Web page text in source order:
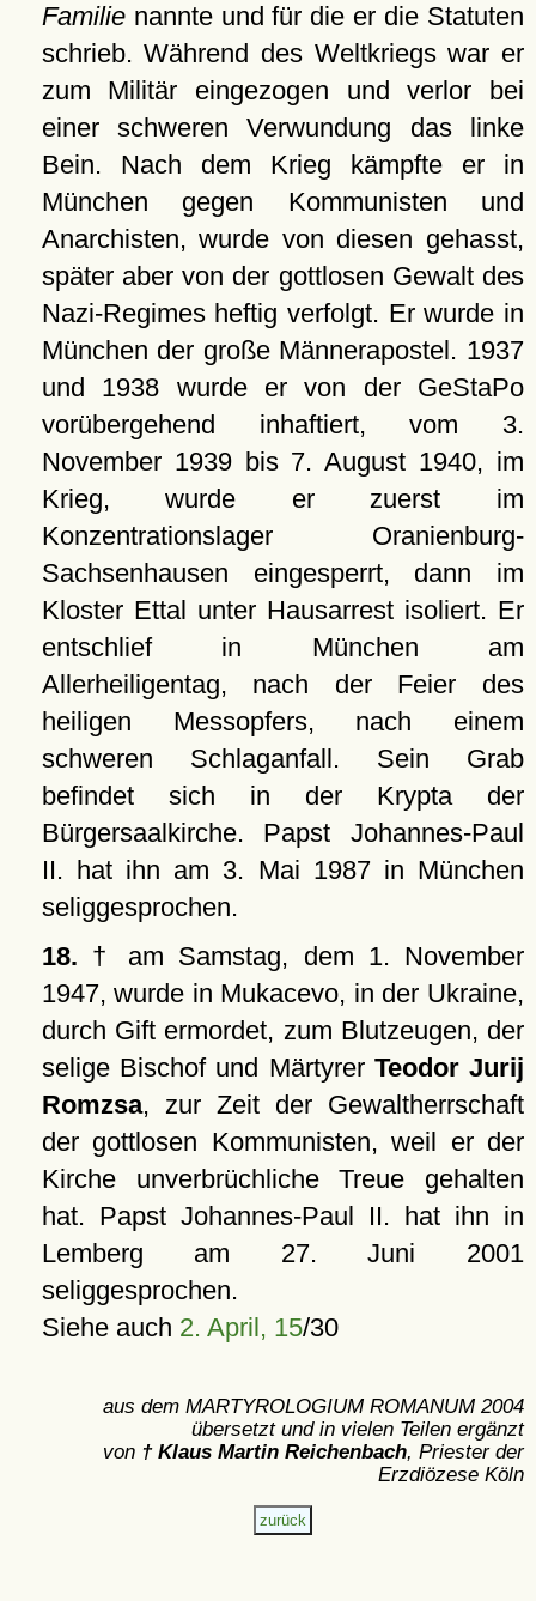
Familienannte und für die er die Statuten
schrieb. Während des Weltkriegs war er
zum Militär eingezogen und verlor bei
einer schweren Verwundung das linke
Bein. Nach dem Krieg kämpfte er in
München gegen Kommunisten und
Anarchisten, wurde von diesen gehasst,
später aber von der gottlosen Gewalt des
Nazi-Regimes heftig verfolgt. Er wurde in
München der große Männerapostel. 1937
und 1938 wurde er von der GeStaPo
vorübergehend inhaftiert, vom 3.
November 1939 bis 7. August 1940, im
Krieg, wurde er zuerst im
Konzentrationslager Oranienburg-
Sachsenhausen eingesperrt, dann im
Kloster Ettal unter Hausarrest isoliert. Er
entschlief in München am
Allerheiligentag, nach der Feier des
heiligen Messopfers, nach einem
schweren Schlaganfall. Sein Grab
befindet sich in der Krypta der
Bürgersaalkirche. Papst Johannes-Paul
II. hat ihn am 3. Mai 1987 in München
seliggesprochen.
18. † am Samstag, dem 1. November
1947, wurde in Mukacevo, in der Ukraine,
durch Gift ermordet, zum Blutzeugen, der
selige Bischof und Märtyrer Teodor Jurij
Romzsa, zur Zeit der Gewaltherrschaft
der gottlosen Kommunisten, weil er der
Kirche unverbrüchliche Treue gehalten
hat. Papst Johannes-Paul II. hat ihn in
Lemberg am 27. Juni 2001
seliggesprochen.
Siehe auch 2. April, 15/30
aus dem MARTYROLOGIUM ROMANUM 2004
übersetzt und in vielen Teilen ergänzt
von † Klaus Martin Reichenbach, Priester der
Erzdiözese Köln